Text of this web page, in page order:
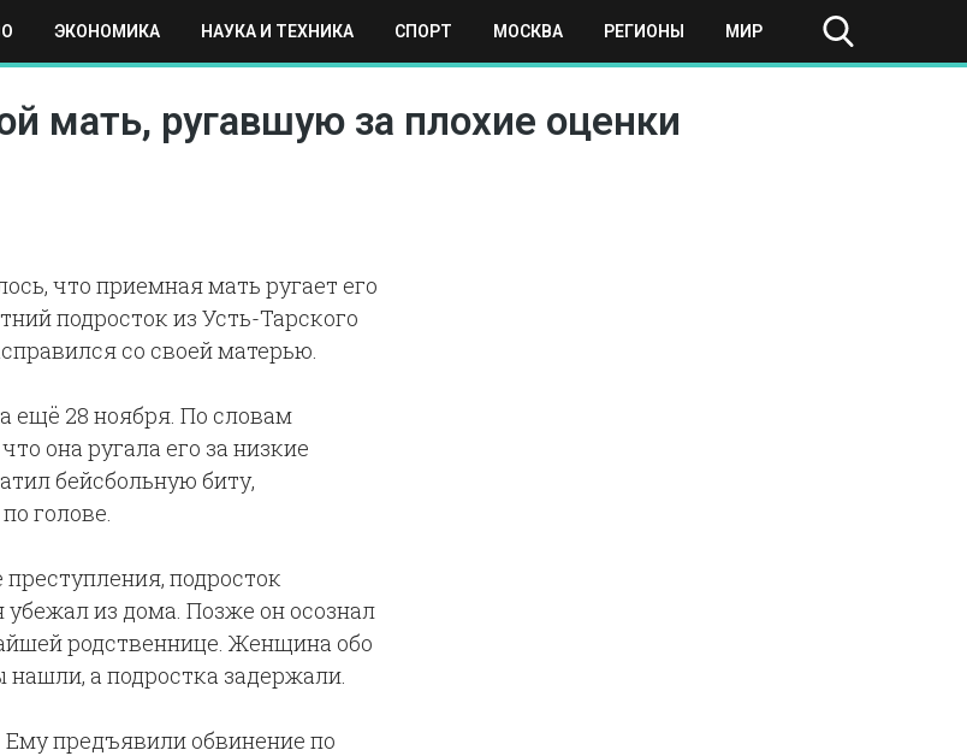
ЭКОНОМИКА НАУКА И ТЕХНИКА СПОРТ МОСКВА РЕГИОНЫ МИР
МОСКВА РЕГИОНЫ МИР
мать, ругавшую за плохие оценки
что приемная мать ругает его
подросток из Усть-Тарского
со своей матерью.
ещё 28 ноября. По словам
она ругала его за низкие
бейсбольную биту,
голове.
подросток
из дома. Позже он осознал
родственнице. Женщина обо
а подростка задержали.
предъявили обвинение по